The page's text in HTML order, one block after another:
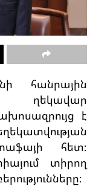
հանրային
ղեկավար
է
հետ։
տիրող